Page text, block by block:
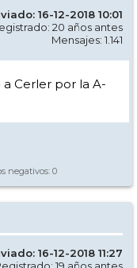
16-12-2018 10:01
20 años antes
Mensajes: 1.141
Cerler por la A-
negativos: 0
16-12-2018 11:27
19 años antes